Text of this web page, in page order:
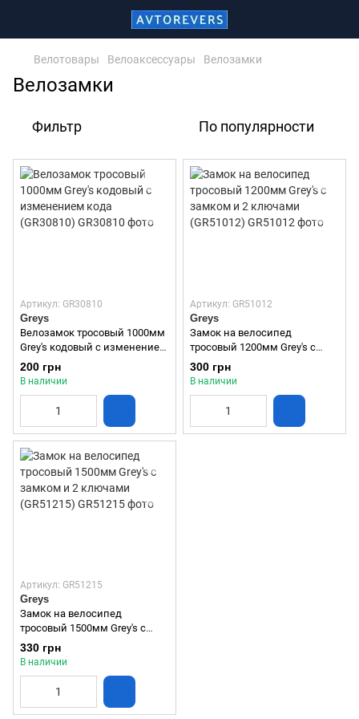
Велотовары Велоаксессуары Велозамки
Велозамки
Фильтр По популярности
Артикул: GR30810
Greys
Велозамок тросовый 1000мм
Grey's кодовый с изменением
кода (GR30810)
200 грн
В наличии
Артикул: GR51012
Greys
Замок на велосипед
тросовый 1200мм Grey's с
замком и 2 ключами
(GR51012)
300 грн
В наличии
Артикул: GR51215
Greys
Замок на велосипед
тросовый 1500мм Grey's с
замком и 2 ключами
(GR51215)
330 грн
В наличии